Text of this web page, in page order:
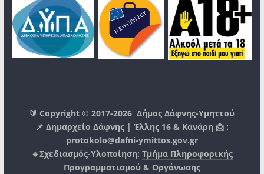
🔰 Copyright © 2017-2026Δήμος Δάφνης-Υμηττού
📌 Δημαρχείο Δάφνης | Έλλης 16 & Κανάρη 📩 :
protokolo@dafni-ymittos.gov.gr
🔹Σχεδιασμός-Υλοποίηση: Τμήμα Πληροφορικής
Προγραμματισμού & Οργάνωσης